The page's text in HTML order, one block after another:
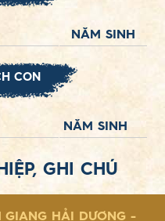
NĂM SINH
CON
NĂM SINH
GHI CHÚ
GIANG HẢI DƯƠNG -